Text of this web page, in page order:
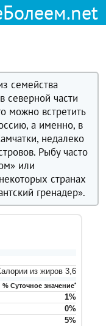
семейства
северной части
можно встретить
а именно, в
недалеко
Рыбу часто
или
странах
гренадер».
из жиров3,6
% Суточное значение*
1%
0%
5%